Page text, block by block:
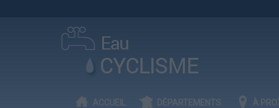
ACCUEIL DÉPARTEMENTS À